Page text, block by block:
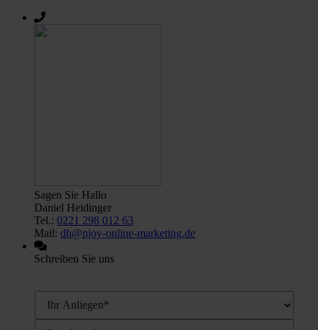
Sagen Sie Hallo
Daniel Heidinger
Tel.: 0221 298 012 63
Mail: dh@njoy-online-marketing.de
Schreiben Sie uns